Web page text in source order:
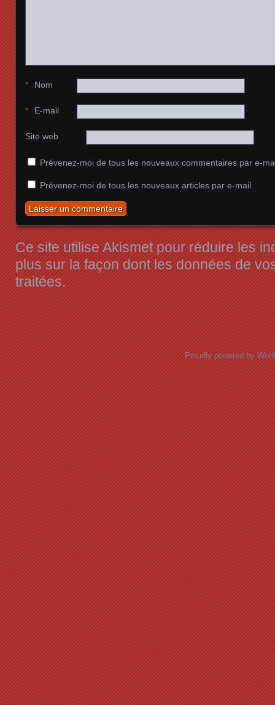
Nom
*
E-mail
*
Site web
Prévenez-moi de tous les nouveaux commentaires par e-
Prévenez-moi de tous les nouveaux articles par e-mail.
Ce site utilise Akismet pour réduire les
plus sur la façon dont les données de
traitées.
Proudly powered by